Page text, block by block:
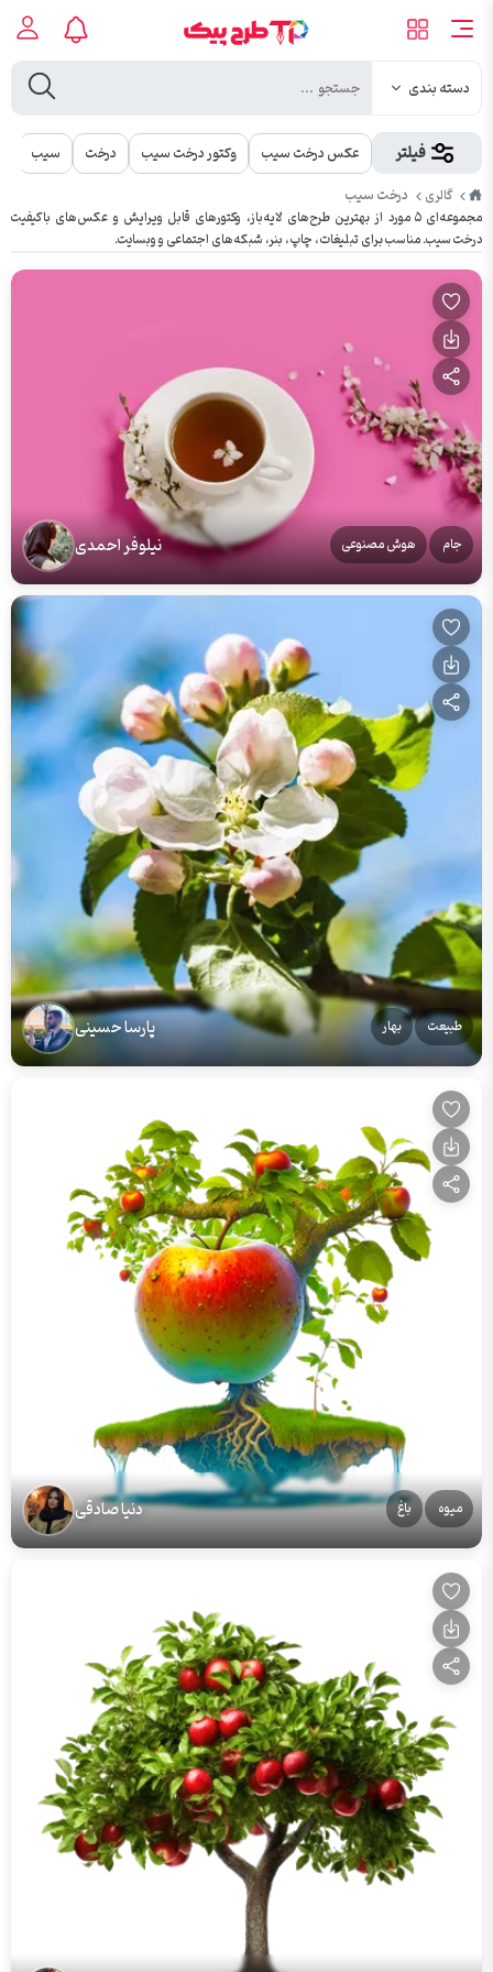
دسته بندی
فیلتر عکس درخت سیب وکتور درخت سیب درخت سیب
طرح
پیک
گالری درخت سیب
مجموعه‌ای ۵ مورد از بهترین طرح‌های لایه‌باز، وکتورهای قابل ویرایش و عکس‌های باکیفیت
درخت سیب. مناسب برای تبلیغات، چاپ، بنر، شبکه‌های اجتماعی و وبسایت.
جام هوش مصنوعی نیلوفر احمدی
طبیعت بهار پارسا حسینی
میوه باغ دنیا صادقی